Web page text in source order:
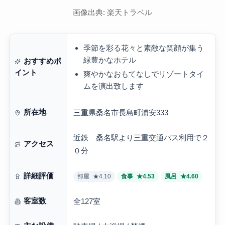
画像出典: 楽天トラベル
おすすめポ
イント
季節を彩る花々と素敵な笑顔が集う
緑豊かなホテル
爽やかなおもてなしでリゾートタイ
ムを演出致します
所在地 三重県桑名市長島町浦安333
アクセス
近鉄 桑名駅より三重交通バス利用で２
０分
詳細評価 部屋 ★4.10 食事 ★4.53 風呂 ★4.60
客室数 全127室